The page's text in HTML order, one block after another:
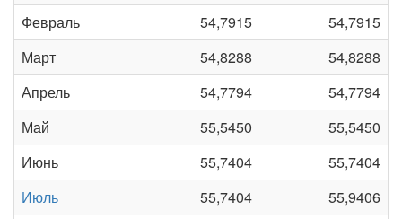
Февраль
54,7915
54,7915
Март
54,8288
54,8288
Апрель
54,7794
54,7794
Май
55,5450
55,5450
Июнь
55,7404
55,7404
Июль
55,7404
55,9406